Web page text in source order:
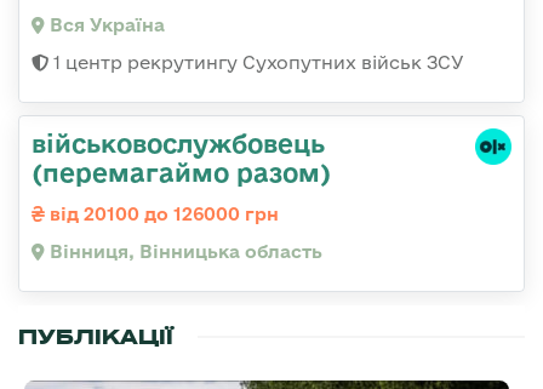
Вся Україна
1 центр рекрутингу Сухопутних військ ЗСУ
військовослужбовець
(перемагаймо разом)
від 20100 до 126000 грн
Вінниця, Вінницька область
ПУБЛІКАЦІЇ